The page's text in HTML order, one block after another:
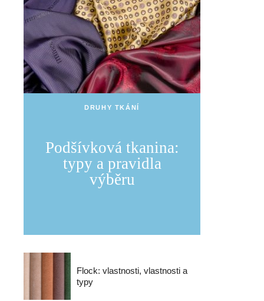
DRUHY TKÁNÍ
Podšívková tkanina:
typy a pravidla
výběru
Flock: vlastnosti, vlastnosti a
typy